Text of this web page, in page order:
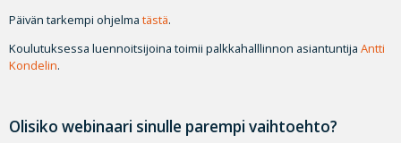
Päivän tarkempi ohjelma tästä.
Koulutuksessa luennoitsijoina toimii palkkahalllinnon asiantuntija Antti
Kondelin.
Olisiko webinaari sinulle parempi vaihtoehto?